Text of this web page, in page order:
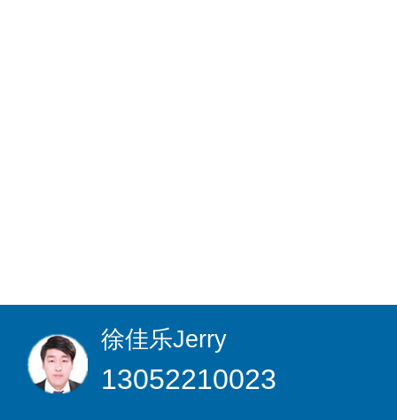
徐佳乐Jerry
13052210023